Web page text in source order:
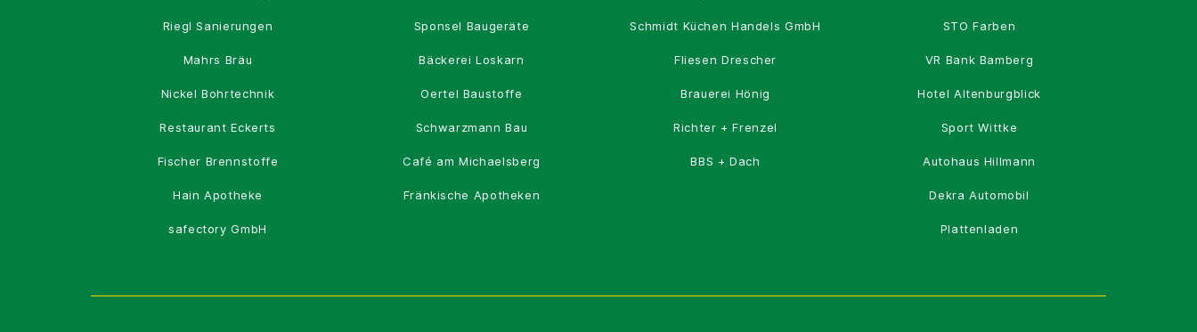
Riegl Sanierungen
Mahrs Bräu
Nickel Bohrtechnik
Restaurant Eckerts
Fischer Brennstoffe
Hain Apotheke
safectory GmbH
Sponsel Baugeräte
Bäckerei Loskarn
Oertel Baustoffe
Schwarzmann Bau
Café am Michaelsberg
Fränkische Apotheken
Schmidt Küchen Handels GmbH
Fliesen Drescher
Brauerei Hönig
Richter + Frenzel
BBS + Dach
STO Farben
VR Bank Bamberg
Hotel Altenburgblick
Sport Wittke
Autohaus Hillmann
Dekra Automobil
Plattenladen